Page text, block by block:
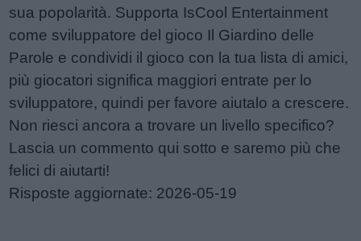
sua popolarità. Supporta IsCool Entertainment
come sviluppatore del gioco Il Giardino delle
Parole e condividi il gioco con la tua lista di amici,
più giocatori significa maggiori entrate per lo
sviluppatore, quindi per favore aiutalo a crescere.
Non riesci ancora a trovare un livello specifico?
Lascia un commento qui sotto e saremo più che
felici di aiutarti!
Risposte aggiornate: 2026-05-19